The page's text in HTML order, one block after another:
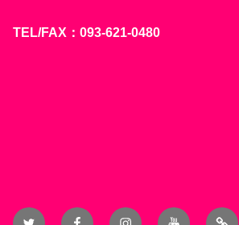
TEL/FAX：093-621-0480
Twitter FacebookInstagramYouTubeBlog